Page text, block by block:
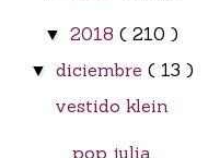
▼2018( 210 )
▼ diciembre ( 13 )
vestido klein
pop julia